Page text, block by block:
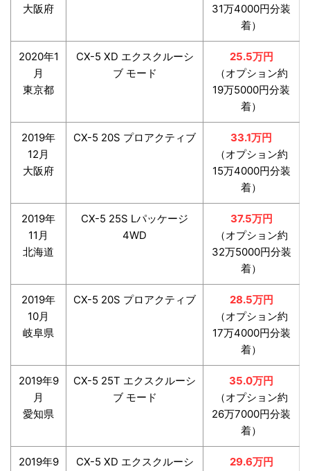
大阪府
31万4000円分装
着）
2020年1
月
東京都
CX-5 XD エクスクルーシ
ブ モード
25.5万円
（オプション約
19万5000円分装
着）
2019年
12月
大阪府
CX-5 20S プロアクティブ
33.1万円
（オプション約
15万4000円分装
着）
2019年
11月
北海道
CX-5 25S Lパッケージ
4WD
37.5万円
（オプション約
32万5000円分装
着）
2019年
10月
岐阜県
CX-5 20S プロアクティブ
28.5万円
（オプション約
17万4000円分装
着）
2019年9
月
愛知県
CX-5 25T エクスクルーシ
ブ モード
35.0万円
（オプション約
26万7000円分装
着）
2019年9
CX-5 XD エクスクルーシ
29.6万円